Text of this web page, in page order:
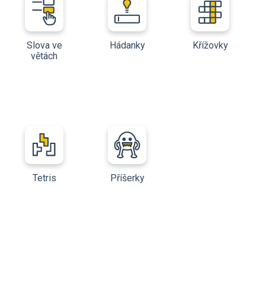
Slova ve
větách
Hádanky Křížovky
Tetris Příšerky